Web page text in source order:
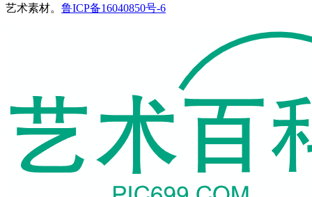
艺术素材。 鲁ICP备16040850号-6